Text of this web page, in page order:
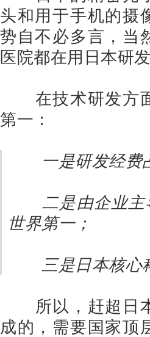
头和用于手机的摄
势自不必多言，当
医院都在用日本研
在技术研发方
第一：
一是研发经费
二是由企业
世界第一；
三是日本核
所以，赶超日
成的，需要国家顶